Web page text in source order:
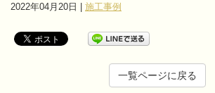
2022年04月20日 | 施工事例
一覧ページに戻る